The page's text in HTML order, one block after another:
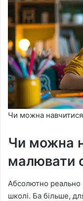
Чи можна
Чи можна
малювати
Абсолютно реально
школі. Ба більше,